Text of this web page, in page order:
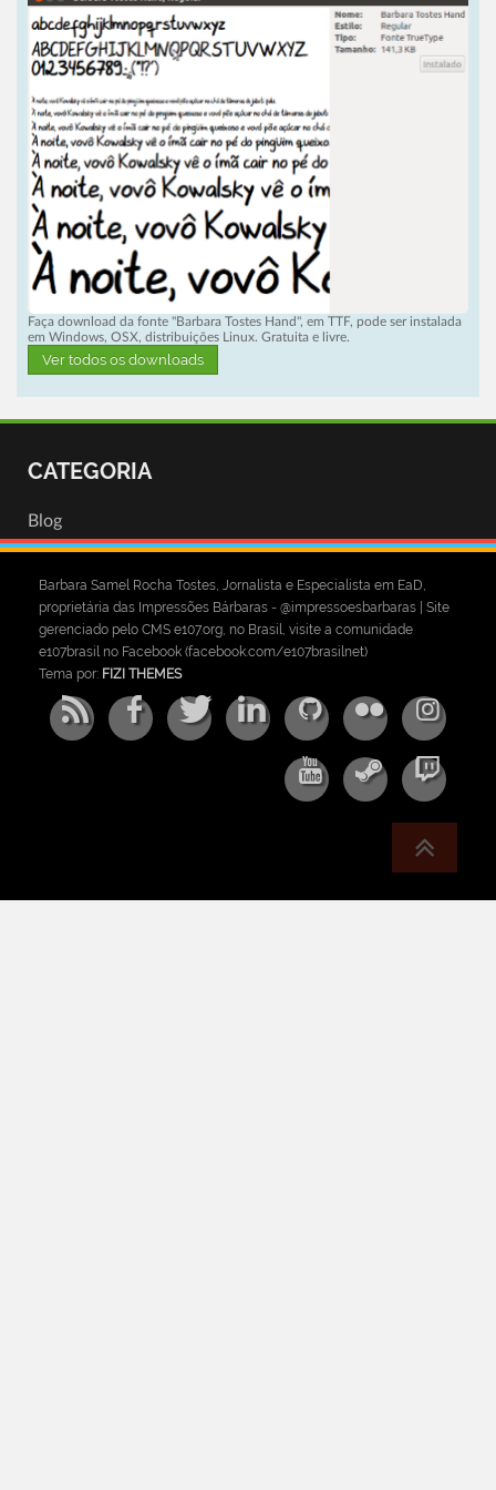
Faça download da fonte "Barbara Tostes Hand", em TTF, pode ser instalada
em Windows, OSX, distribuições Linux. Gratuita e livre.
Ver todos os downloads
CATEGORIA
Blog
Barbara Samel Rocha Tostes, Jornalista e Especialista em EaD,
proprietária das Impressões Bárbaras - @impressoesbarbaras | Site
gerenciado pelo CMS e107.org, no Brasil, visite a comunidade
e107brasil no Facebook (facebook.com/e107brasilnet)
Tema por: FIZI THEMES